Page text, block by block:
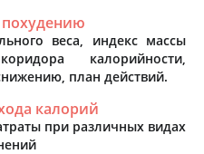
веса, индекс массы
калорийности,
план действий.
калорий
при различных видах